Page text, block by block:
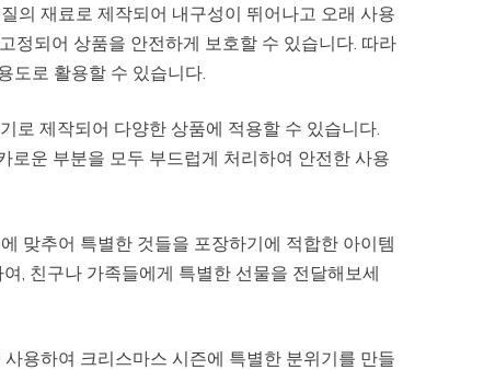
의 재료로 제작되어 내구성이 뛰어나고 오래 사용
정되어 상품을 안전하게 보호할 수 있습니다. 따라
도로 활용할 수 있습니다.
로 제작되어 다양한 상품에 적용할 수 있습니다.
로운 부분을 모두 부드럽게 처리하여 안전한 사용
맞추어 특별한 것들을 포장하기에 적합한 아이템
, 친구나 가족들에게 특별한 선물을 전달해보세
용하여 크리스마스 시즌에 특별한 분위기를 만들